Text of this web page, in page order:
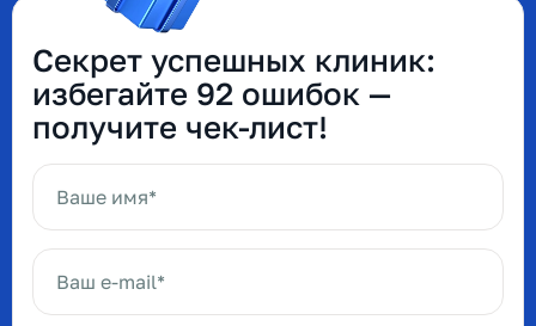
Секрет успешных клиник:
избегайте 92 ошибок —
получите чек-лист!